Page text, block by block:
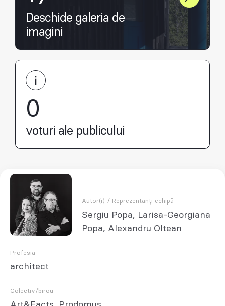
Deschide galeria de
imagini
0
voturi ale publicului
Autor(i) / Reprezentanți echipă
Sergiu Popa, Larisa-Georgiana
Popa, Alexandru Oltean
Profesia
architect
Colectiv/birou